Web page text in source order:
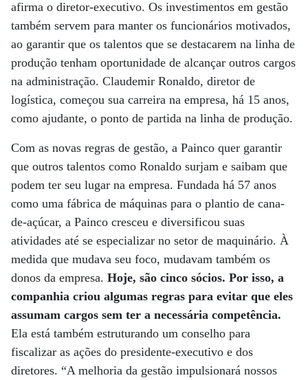
afirma o diretor-executivo. Os investimentos em gestão
também servem para manter os funcionários motivados,
ao garantir que os talentos que se destacarem na linha de
produção tenham oportunidade de alcançar outros cargos
na administração. Claudemir Ronaldo, diretor de
logística, começou sua carreira na empresa, há 15 anos,
como ajudante, o ponto de partida na linha de produção.
Com as novas regras de gestão, a Painco quer garantir
que outros talentos como Ronaldo surjam e saibam que
podem ter seu lugar na empresa. Fundada há 57 anos
como uma fábrica de máquinas para o plantio de cana-
de-açúcar, a Painco cresceu e diversificou suas
atividades até se especializar no setor de maquinário. À
medida que mudava seu foco, mudavam também os
donos da empresa. Hoje, são cinco sócios. Por isso, a
companhia criou algumas regras para evitar que eles
assumam cargos sem ter a necessária competência.
Ela está também estruturando um conselho para
fiscalizar as ações do presidente-executivo e dos
diretores. “A melhoria da gestão impulsionará nossos